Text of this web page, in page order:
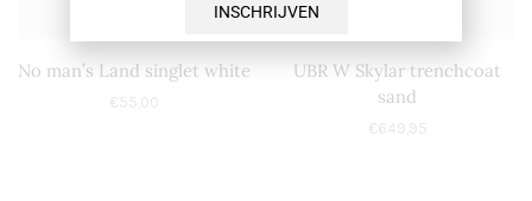
No man’s Land singlet white
€ 55,00
UBR W Skylar trenchcoat
sand
€ 649,95
INSCHRIJVEN